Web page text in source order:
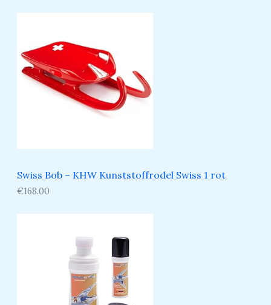
Swiss Bob – KHW Kunststoffrodel Swiss 1 rot
€168.00